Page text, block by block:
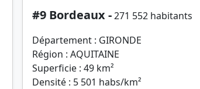
#9 Bordeaux -271 552 habitants
Département : GIRONDE
Région : AQUITAINE
Superficie : 49 km²
Densité : 5 501 habs/km²